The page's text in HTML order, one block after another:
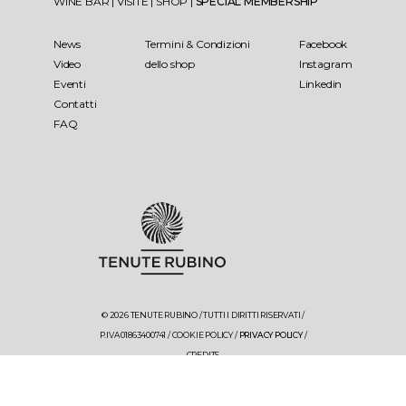
News
Video
Eventi
Contatti
FAQ
Termini & Condizioni
dello shop
Facebook
Instagram
Linkedin
© 2026 TENUTE RUBINO / TUTTI I DIRITTI RISERVATI /
P.IVA 01863400741 /COOKIE POLICY/PRIVACY POLICY/
CREDITS